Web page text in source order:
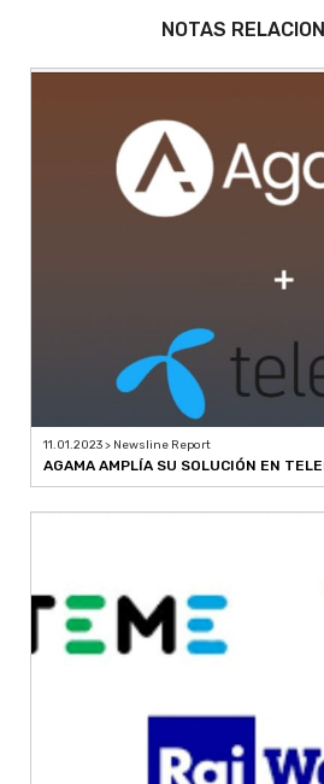
NOTAS
11.01.2023 > Newsline Report
AGAMA AMPLÍA SU SOLUCIÓN EN